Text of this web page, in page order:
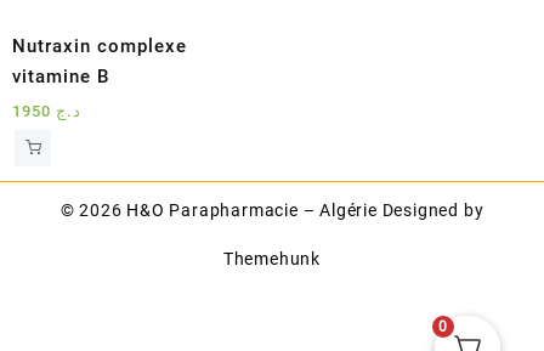
Nutraxin complexe
vitamine B
د.ج
© 2026 H&O Parapharmacie – Algérie Designed by
Themehunk
0